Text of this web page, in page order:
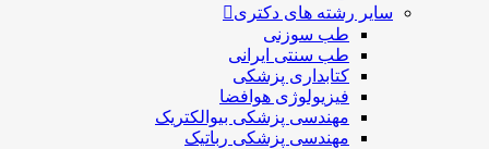
سایر رشته های دکتری
طب سوزنی
طب سنتی ایرانی
کتابداری پزشکی
فیزیولوژی هوافضا
مهندسی پزشکی بیوالکتریک
مهندسی پزشکی رباتیک